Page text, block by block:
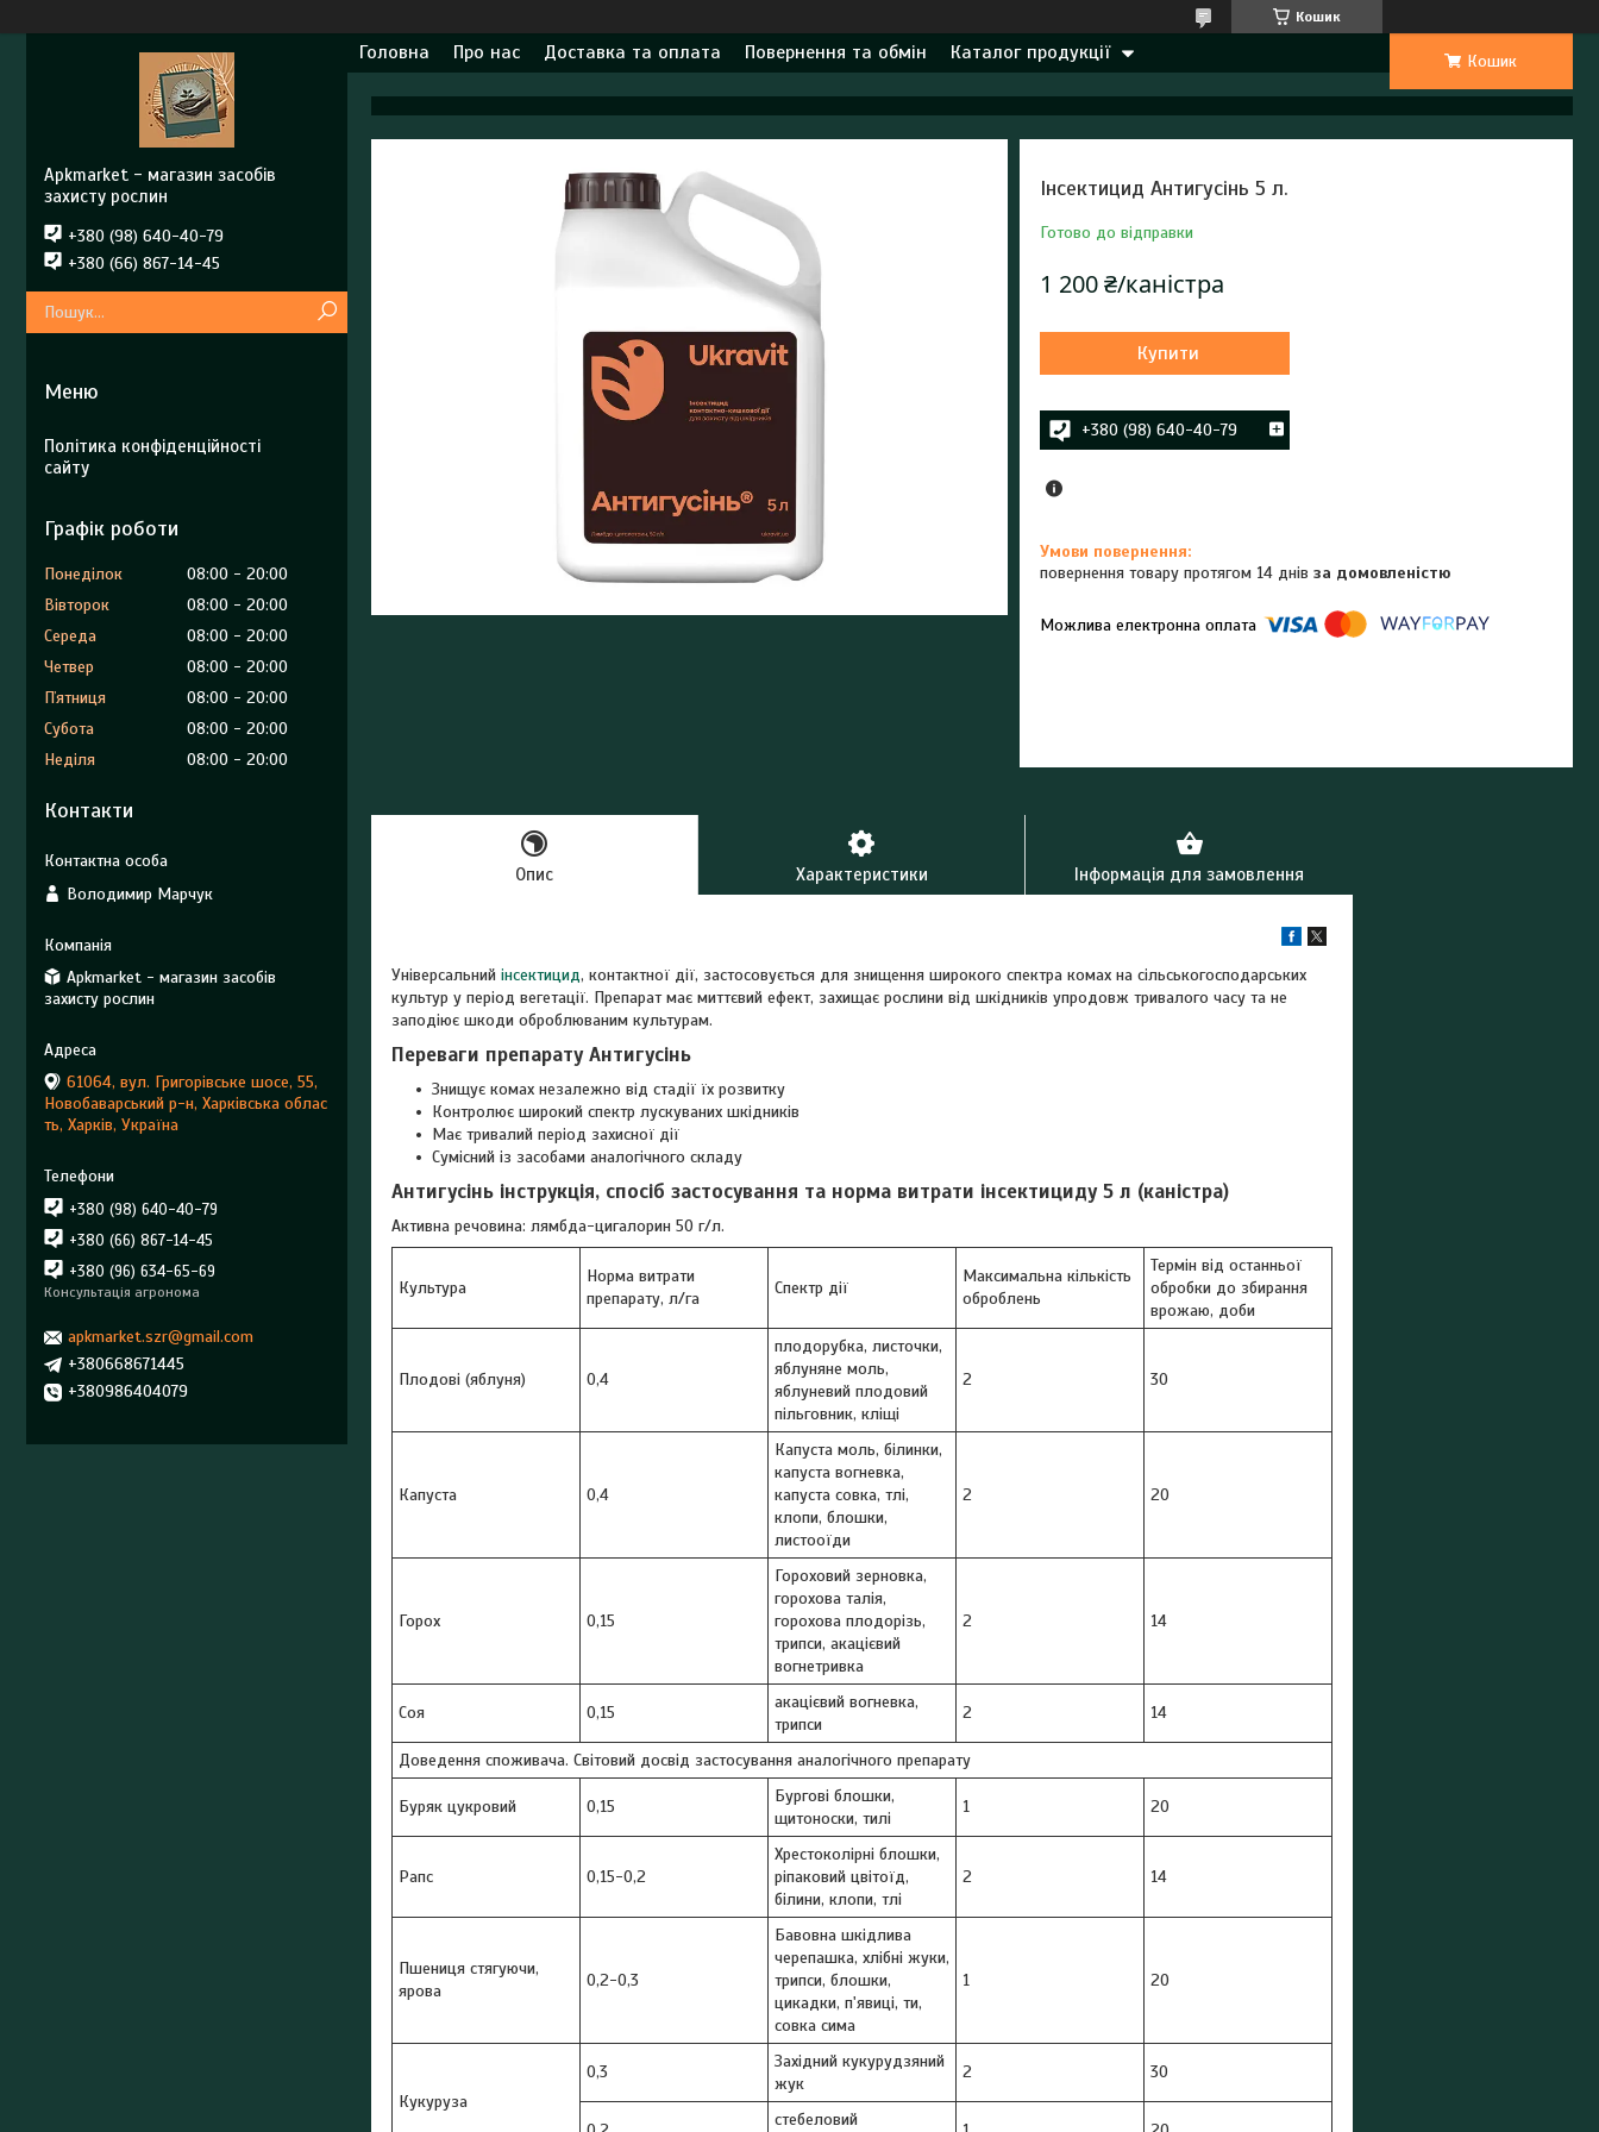
Кошик
Головна Про нас Доставка та оплата Повернення та обмін Каталог продукції Кошик
Інсектицид Антигусінь 5 л.
Готово до відправки
1 200 ₴/каністра
Купити
+380 (98) 640-40-79
повернення товару протягом 14 днівза домовленістю
Опис Характеристики Інформація для замовлення
Універсальний інсектицид, контактної дії, застосовується для знищення широкого спектра комах на сільськогосподарських
культур у період вегетації. Препарат має миттєвий ефект, захищає рослини від шкідників упродовж тривалого часу та не
заподіює шкоди оброблюваним культурам.
Переваги препарату Антигусінь
Знищує комах незалежно від стадії їх розвитку
Контролює широкий спектр лускуваних шкідників
Має тривалий період захисної дії
Сумісний із засобами аналогічного складу
Антигусінь інструкція, спосіб застосування та норма витрати інсектициду 5 л (каністра)
Активна речовина: лямбда-цигалорин 50 г/л.
Культура
Норма витрати
препарату, л/га
Спектр дії
Максимальна кількість
оброблень
Термін від останньої
обробки до збирання
врожаю, доби
Плодові (яблуня) 0,4
плодорубка, листочки,
яблуняне моль,
яблуневий плодовий
пільговник, кліщі
2 30
Капуста 0,4
Капуста моль, білинки,
капуста вогневка,
капуста совка, тлі,
клопи, блошки,
листооїди
2 20
Горох 0,15
Гороховий зерновка,
горохова талія,
горохова плодорізь,
трипси, акацієвий
вогнетривка
2 14
Соя 0,15
акацієвий вогневка,
трипси
2 14
Доведення споживача. Світовий досвід застосування аналогічного препарату
Буряк цукровий 0,15
Бургові блошки,
щитоноски, тилі
1 20
Рапс 0,15-0,2
Хрестоколірні блошки,
ріпаковий цвітоїд,
білини, клопи, тлі
2 14
Пшениця стягуючи,
ярова
0,2-0,3
Бавовна шкідлива
черепашка, хлібні жуки,
трипси, блошки,
цикадки, п'явиці, ти,
совка сима
1 20
Кукуруза
0,3
Західний кукурудзяний
жук
2 30
стебеловий
Apkmarket - магазин засобів
захисту рослин
+380 (98) 640-40-79
+380 (66) 867-14-45
Політика конфіденційності
сайту
Графік роботи
Понеділок 08:00
20:00
Вівторок
08:00
20:00
Середа
08:00
20:00
Четвер
08:00
20:00
Пʼятниця
08:00
20:00
Субота
08:00
20:00
Неділя
08:00 20:00
Контакти
Володимир Марчук
Apkmarket - магазин засобів
захисту рослин
61064, вул. Григорівське шосе, 55,
Новобаварський р-н, Харківська облас
ть, Харків, Україна
+380 (98) 640-40-79
+380 (66) 867-14-45
+380 (96) 634-65-69
Консультація агронома
apkmarket.szr@gmail.com
+380668671445
+380986404079